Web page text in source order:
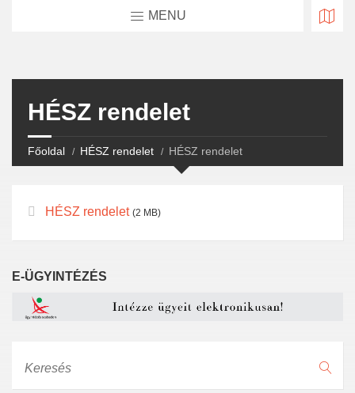
MENU
HÉSZ rendelet
Főoldal HÉSZ rendelet HÉSZ rendelet
HÉSZ rendelet (2 MB)
E-ÜGYINTÉZÉS